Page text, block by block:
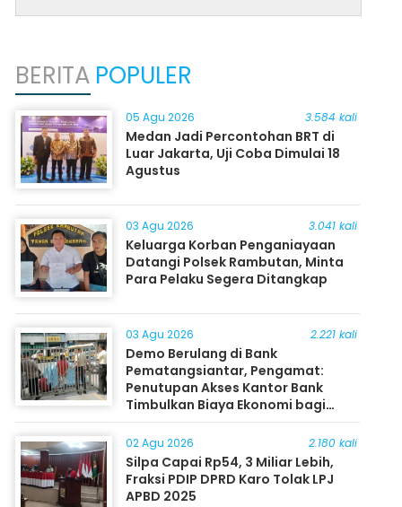
BERITA POPULER
05 Agu 2026 3.584 kali
Medan Jadi Percontohan BRT di
Luar Jakarta, Uji Coba Dimulai 18
Agustus
03 Agu 2026 3.041 kali
Keluarga Korban Penganiayaan
Datangi Polsek Rambutan, Minta
Para Pelaku Segera Ditangkap
03 Agu 2026 2.221 kali
Demo Berulang di Bank
Pematangsiantar, Pengamat:
Penutupan Akses Kantor Bank
Timbulkan Biaya Ekonomi bagi
Masyarakat
02 Agu 2026 2.180 kali
Silpa Capai Rp54, 3 Miliar Lebih,
Fraksi PDIP DPRD Karo Tolak LPJ
APBD 2025